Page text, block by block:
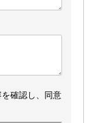
確認し、同意